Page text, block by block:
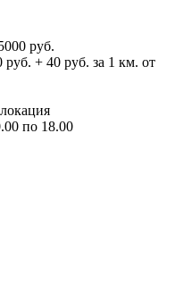
руб.
+ 40 руб. за 1 км. от
по 18.00